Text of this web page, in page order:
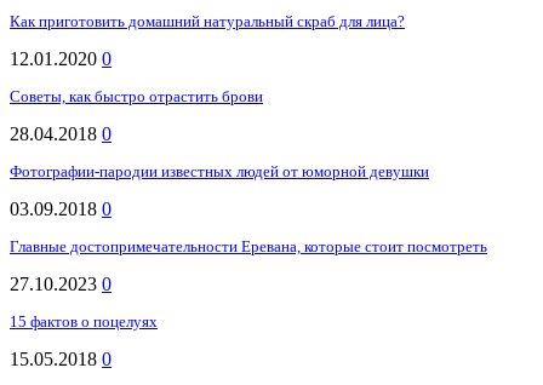
Как приготовить домашний натуральный скраб для лица?
12.01.2020 0
Советы, как быстро отрастить брови
28.04.2018 0
Фотографии-пародии известных людей от юморной девушки
03.09.2018 0
Главные достопримечательности Еревана, которые стоит посмотреть
27.10.2023 0
15 фактов о поцелуях
15.05.2018 0